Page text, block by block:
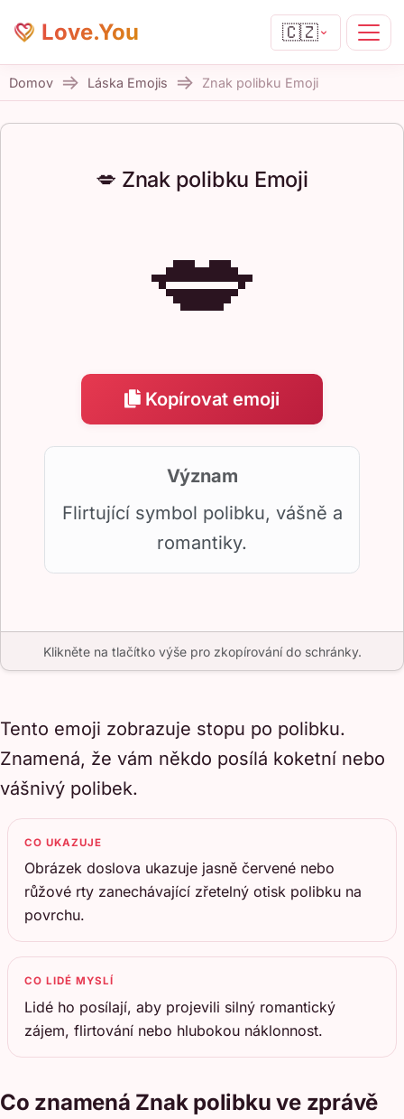
Love.You 🇨🇿
Domov Láska Emojis Znak polibku Emoji
💋 Znak polibku Emoji
💋
Kopírovat emoji
Význam
Flirtující symbol polibku, vášně a
romantiky.
Klikněte na tlačítko výše pro zkopírování do schránky.
Tento emoji zobrazuje stopu po polibku.
Znamená, že vám někdo posílá koketní nebo
vášnivý polibek.
CO UKAZUJE
Obrázek doslova ukazuje jasně červené nebo
růžové rty zanechávající zřetelný otisk polibku na
povrchu.
CO LIDÉ MYSLÍ
Lidé ho posílají, aby projevili silný romantický
zájem, flirtování nebo hlubokou náklonnost.
Co znamená Znak polibku ve zprávě